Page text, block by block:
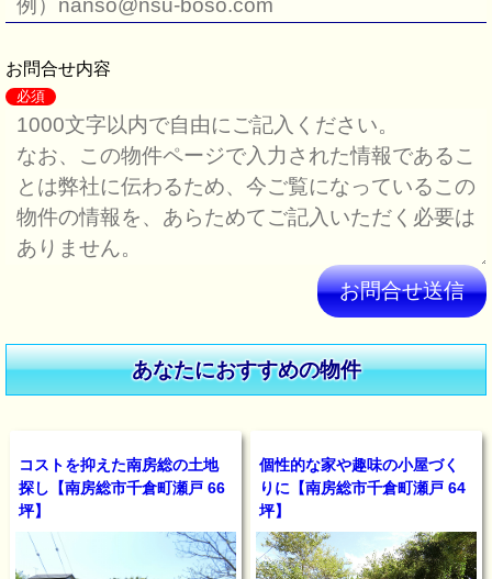
お問合せ内容
必須
あなたにおすすめの物件
コストを抑えた南房総の土地
探し【南房総市千倉町瀬戸 66
坪】
個性的な家や趣味の小屋づく
りに【南房総市千倉町瀬戸 64
坪】